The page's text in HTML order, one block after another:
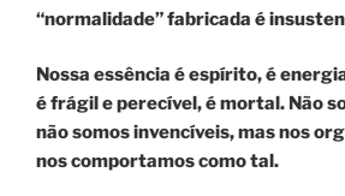
“normalidade” fabricada é
Nossa essência é espírito, é
é frágil e perecível, é mortal. Não
não somos invencíveis, mas nos
nos comportamos como tal.